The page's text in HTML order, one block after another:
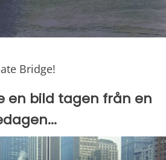
Bridge!
en bild tagen från en